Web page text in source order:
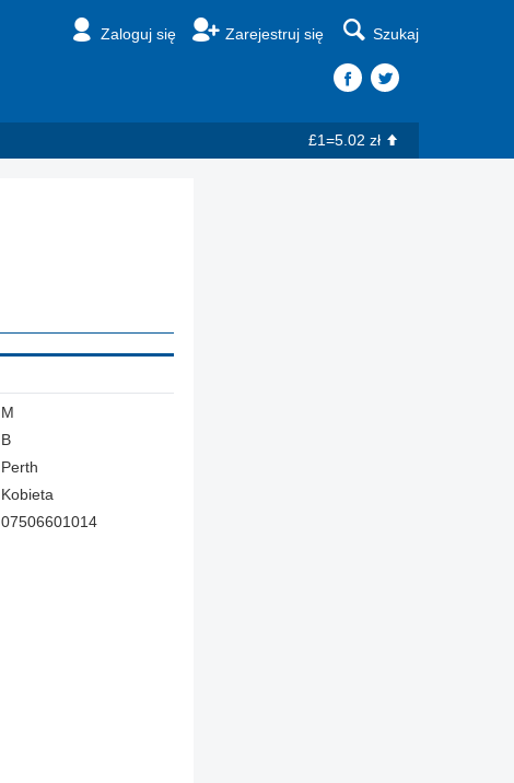
Zaloguj się Zarejestruj się Szukaj
£1=5.02 zł
M
B
Perth
Kobieta
07506601014